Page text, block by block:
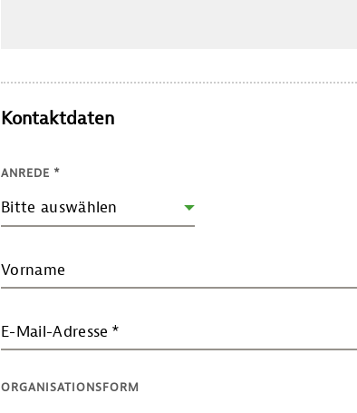
Kontaktdaten
ANREDE *
Bitte auswählen
Vorname
E-Mail-Adresse *
ORGANISATIONSFORM